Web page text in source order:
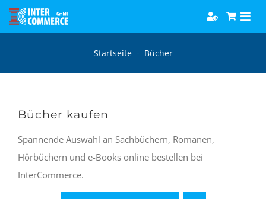
Zum
Inhalt
Hörbücher
Startseite- Bücher
Bücher kaufen
Spannende Auswahl an Sachbüchern, Romanen,
Hörbüchern und e-Books online bestellen bei
InterCommerce.